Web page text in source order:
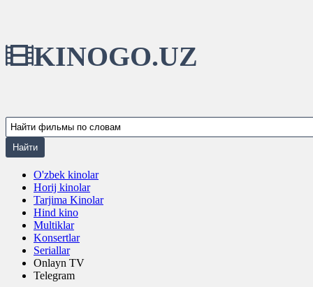
KINOGO.UZ
O'zbek kinolar
Horij kinolar
Tarjima Kinolar
Hind kino
Multiklar
Konsertlar
Seriallar
Onlayn TV
Telegram